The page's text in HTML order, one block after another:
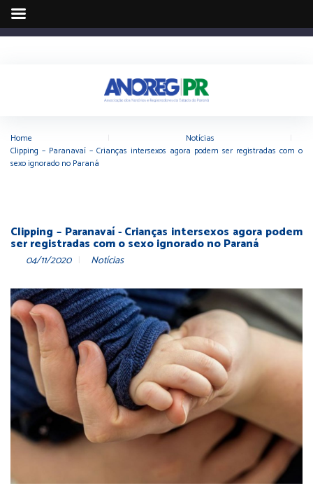
Home Notícias
Clipping – Paranavaí – Crianças intersexos agora podem ser registradas com o
sexo ignorado no Paraná
Clipping – Paranavaí - Crianças intersexos agora podem
ser registradas com o sexo ignorado no Paraná
04/11/2020 Notícias